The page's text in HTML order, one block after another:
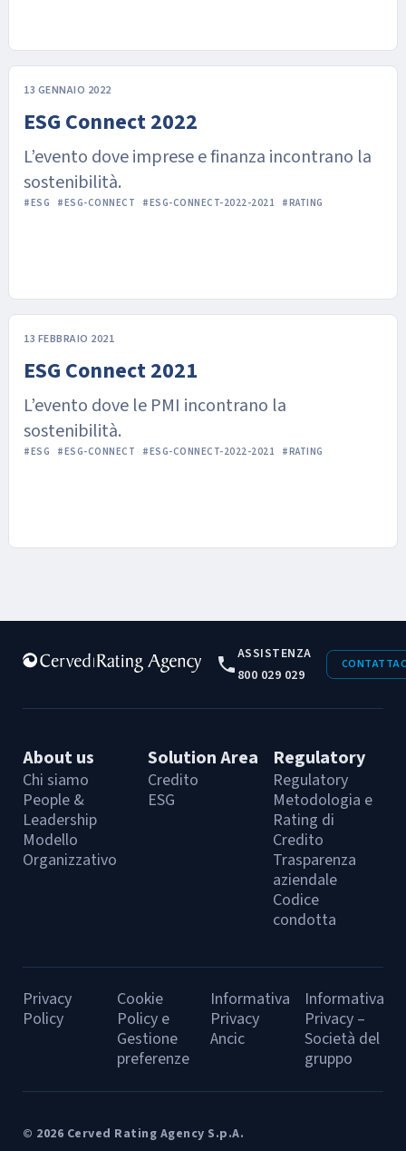
13 GENNAIO 2022
ESG Connect 2022
L’evento dove imprese e finanza incontrano la
sostenibilità.
#ESG #ESG-CONNECT #ESG-CONNECT-2022-2021 #RATING
13 FEBBRAIO 2021
ESG Connect 2021
L’evento dove le PMI incontrano la
sostenibilità.
#ESG #ESG-CONNECT #ESG-CONNECT-2022-2021 #RATING
ASSISTENZA
800 029 029
About us
Chi siamo
People &
Leadership
Modello
Organizzativo
Solution Area
Credito
ESG
Regulatory
Regulatory
Metodologia e
Rating di
Credito
Trasparenza
aziendale
Codice
condotta
Privacy
Policy
Cookie
Policy e
Gestione
preferenze
Informativa
Privacy
Ancic
Informativa
Privacy –
Società del
gruppo
© 2026 Cerved Rating Agency S.p.A.